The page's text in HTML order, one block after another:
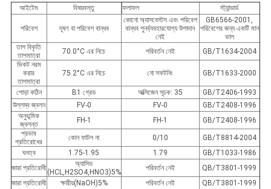
আইটেম বিষয়বস্তু ফলাফল স্ট্যান্ডার্ড
পরিবেশ দূষণ বা পরিবেশ বান্ধব
কোনো অ্যাসবেস্টস এবং পরিবেশ
বান্ধব পুনর্ব্যবহারযোগ্য উপাদান
নেই
GB6566-2001,
পরিবেশের জন্য একটি মান
ভাল
তাপ বিকৃতি
তাপমাত্রা
70.0°C এর নিচে পরিবর্তন নেই
GB/T1634-2004
ভিকট নরম
করার
তাপমাত্রা
75.2°C এর নিচে নো সফটনিং GB/T1633-2000
পোড়া কঠিন B1 গ্রেড অক্সিজেন সূচক: 35
GB/T2406-1993
উল্লম্ব জ্বলন
FV-0 FV-0
GB/T2408-1996
অনুভূমিক
জ্বলন্ত
FH-1 FH-1
GB/T2408-1996
প্রভাব
প্রতিরোধের
কোন ফাটল না 0/10
GB/T8814-2004
ঘনত্ব
1.75-1.95 1.79
GB/T1033-1986
জারা প্রতিরোধী
অ্যাসিড
(HCL,H2SO4,HNO3)5%
পরিবর্তন নেই
QB/T3801-1999
জারা প্রতিরোধী
ক্ষারীয়(NaOH)5% পরিবর্তন নেই QB/T3801-1999